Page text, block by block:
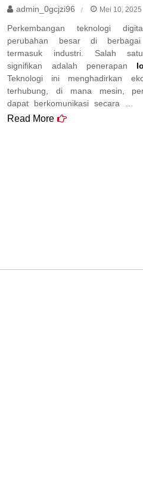
admin_0gcjzi96 Mei 10, 2025
Perkembangan teknologi
perubahan besar di
termasuk industri. Salah
signifikan adalah penerapan
Teknologi ini menghadirkan
terhubung, di mana mesin,
dapat berkomunikasi secara …
Read More